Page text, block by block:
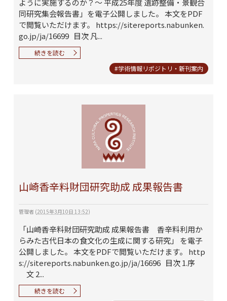
ように実施するのか？～ 平成25年度 遺跡整備・景観合
同研究集会報告書」を電子公開しました。 本文をPDF
で閲覧いただけます。 https://sitereports.nabunken.
go.jp/ja/16699 目次 凡...
続きを読む
#学術情報リポジトリ・新刊案内
山崎香辛料財団研究助成 成果報告書
管理者(2015年3月10日 13:52)
「山崎香辛料財団研究助成 成果報告書 香辛料利用か
らみた古代日本の食文化の生成に関する研究」 を電子
公開しました。 本文をPDFで閲覧いただけます。 http
s://sitereports.nabunken.go.jp/ja/16696 目次 1.序
文 2...
続きを読む